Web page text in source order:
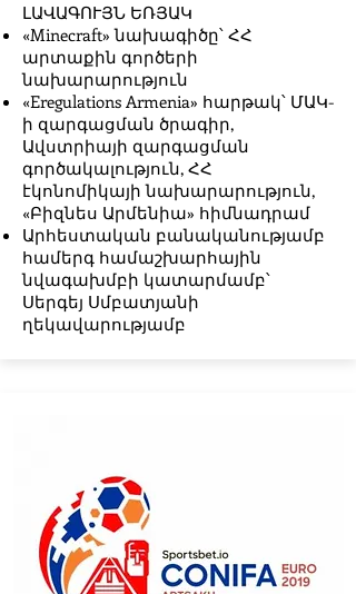
ԼԱՎԱԳՈՒՅՆ ԵՌՅԱԿ
«Minecraft» նախագիծը՝ ՀՀ
արտաքին գործերի
նախարարություն
«Eregulations Armenia» հարթակ՝ ՄԱԿ-
ի զարգացման ծրագիր,
Ավստրիայի զարգացման
գործակալություն, ՀՀ
էկոնոմիկայի նախարարություն,
«Բիզնես Արմենիա» հիմնադրամ
Արհեստական բանականությամբ
համերգ համաշխարհային
նվագախմբի կատարմամբ՝
Սերգեյ Սմբատյանի
ղեկավարությամբ